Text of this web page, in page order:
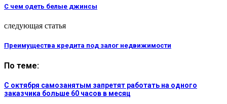
С чем одеть белые джинсы
следующая статья
Преимущества кредита под залог недвижимости
По теме:
С октября самозанятым запретят работать на одного
заказчика больше 60 часов в месяц